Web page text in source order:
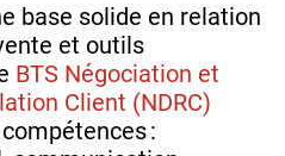
base solide en relation
et outils
BTS Négociation et
Client (NDRC)
: